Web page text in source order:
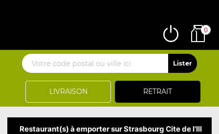
LIVRAISON RETRAIT
0
Restaurant(s) à emporter sur Strasbourg Cite de l'Ill